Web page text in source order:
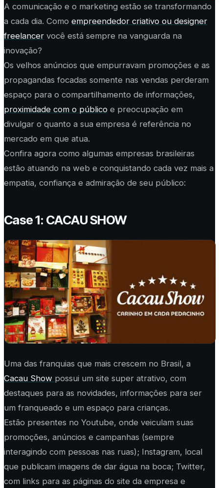
A comunicação e o marketing estão se transformando
a cada dia. Como empreendedor criativo ou designer
freelancer você está sempre na vanguarda na
inovação?
Os velhos anúncios que empurravam promoções e as
propagandas focadas somente nas vendas perderam
espaço para o compartilhamento de informações,
proximidade com o público e preocupação em
divulgar o quanto a sua empresa é referência no
mercado em que atua.
Confira agora como algumas empresas brasileiras
estão atuando na web e conquistando cada vez mais a
empatia, confiança e admiração de seu público:
Case 1: CACAU SHOW
Uma das franquias que mais crescem no Brasil, a
Cacau Show possui um site super atrativo, com
destaques para as novidades, informações para ser
um franqueado e um espaço para crianças.
Estão presentes no Youtube, onde veiculam suas
promoções, anúncios e campanhas (sempre
interagindo com pessoas nas ruas); Instagram, local
que publicam imagens de dar água na boca; Twitter,
com links para as páginas do site da empresa e